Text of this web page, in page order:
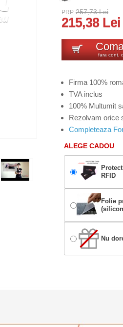
PRP 257,73 Lei
215,38 Lei
fara cont,
Firma 100%
TVA inclus
100% Multumit
Rezolvam orice
Completeaza
ALEGE CADOU
RFID
Folie
Nu